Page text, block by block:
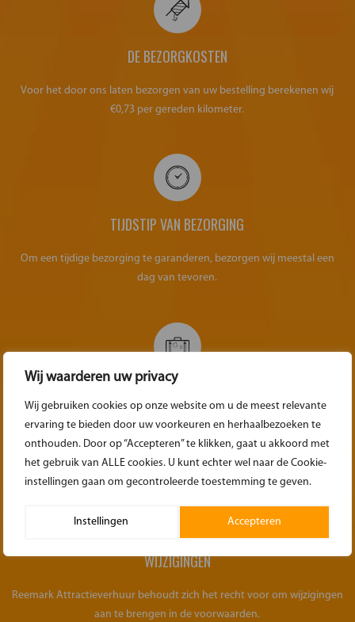
Wij waarderen uw privacy
Wij gebruiken cookies op onze website om u de meest relevante
ervaring te bieden door uw voorkeuren en herhaalbezoeken te
onthouden. Door op “Accepteren” te klikken, gaat u akkoord met
het gebruik van ALLE cookies. U kunt echter wel naar de Cookie-
instellingen gaan om gecontroleerde toestemming te geven.
Instellingen Accepteren
DE BEZORGKOSTEN
Voor het door ons laten bezorgen van uw bestelling berekenen wij
€0,73 per gereden kilometer.
TIJDSTIP VAN BEZORGING
Om een tijdige bezorging te garanderen, bezorgen wij meestal een
dag van tevoren.
Zorg dat bij het ophalen de materialen weer gedemonteerd/opgerold
klaar staan voor transport. Zoals het ook geleverd is.
WIJZIGINGEN
Reemark Attractieverhuur behoudt zich het recht voor om wijzigingen
aan te brengen in de voorwaarden.